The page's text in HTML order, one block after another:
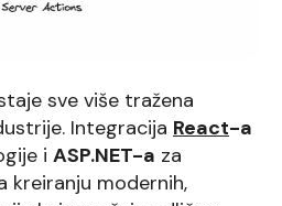
sve više tražena
Integracija React-a
i ASP.NET-a za
kreiranju modernih,